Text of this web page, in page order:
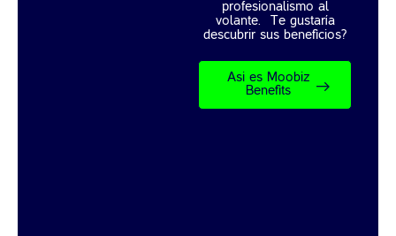
profesionalismo al
volante. ¿Te gustaría
descubrir sus beneficios?
Asi es Moobiz
Benefits